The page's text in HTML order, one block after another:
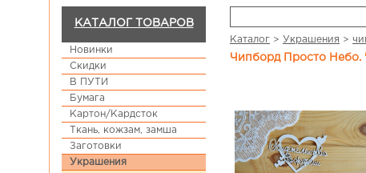
КАТАЛОГ ТОВАРОВ
Новинки
Скидки
В ПУТИ
Бумага
Картон/Кардсток
Ткань, кожзам, замша
Заготовки
Украшения
Каталог > Украшения >
Чипборд Просто